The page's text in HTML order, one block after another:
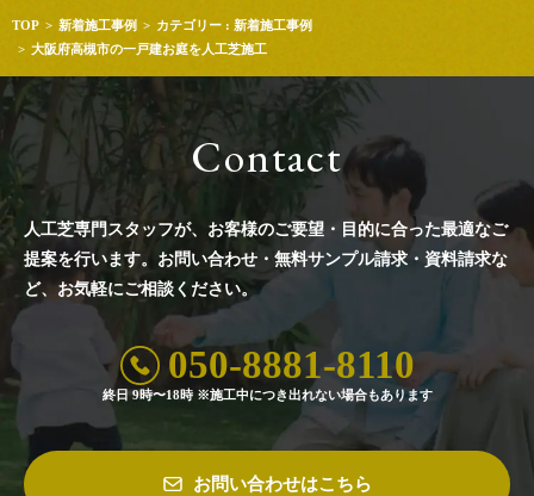
TOP 新着施工事例
カテゴリー : 新着施工事例
大阪府高槻市の一戸建お庭を人工芝施工
Contact
人工芝専門スタッフが、お客様のご要望・目的に合った最適なご
提案を行います。 お問い合わせ・無料サンプル請求・資料請求な
ど、お気軽にご相談ください。
050-8881-8110
終日 9時〜18時 ※施工中につき出れない場合もあります
お問い合わせはこちら